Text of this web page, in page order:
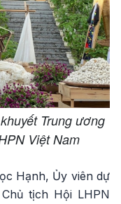
Trung ương
Việt Nam
Hạnh, Ủy viên dự
tịch Hội LHPN